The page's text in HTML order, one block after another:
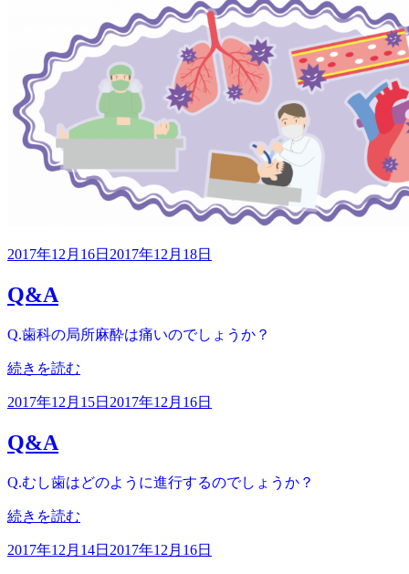
投
日:
2017年12月16日 2017年12月18日
Q&A
Q.歯科の局所麻酔は痛いのでしょうか？
“Q&A”
続きを読む
投
日:
2017年12月15日 2017年12月16日
Q&A
Q.むし歯はどのように進行するのでしょうか？
“Q&A”
続きを読む
投
2017年12月14日 2017年12月16日